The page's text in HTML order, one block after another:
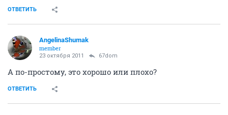
ОТВЕТИТЬ
AngelinaShumak
member
23 октября 2011 67dom
А по-простому, это хорошо или плохо?
ОТВЕТИТЬ